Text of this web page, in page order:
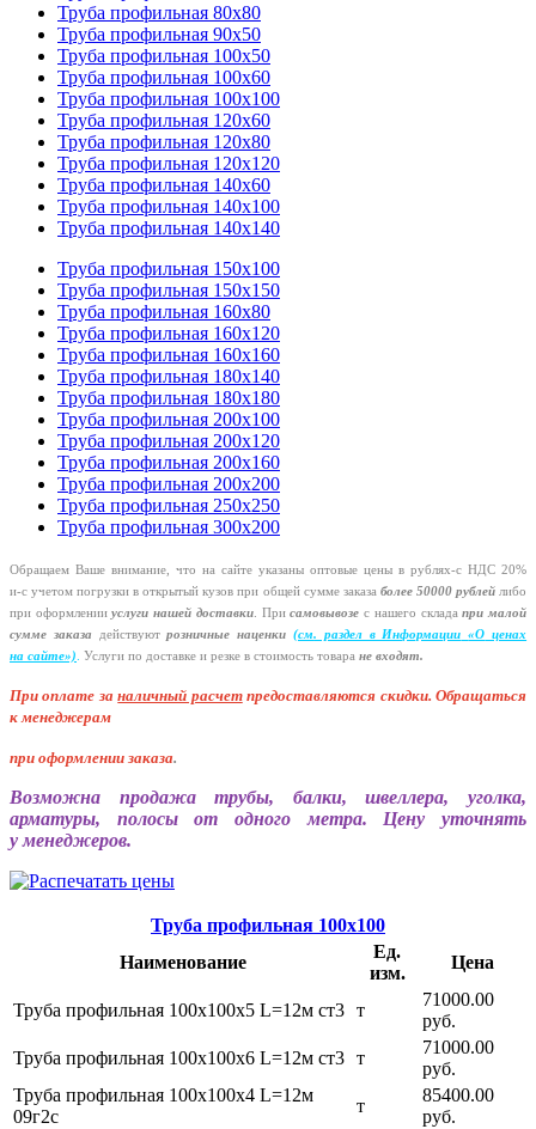
Труба профильная 80х80
Труба профильная 90х50
Труба профильная 100х50
Труба профильная 100х60
Труба профильная 100х100
Труба профильная 120х60
Труба профильная 120х80
Труба профильная 120х120
Труба профильная 140х60
Труба профильная 140х100
Труба профильная 140х140
Труба профильная 150х100
Труба профильная 150х150
Труба профильная 160х80
Труба профильная 160х120
Труба профильная 160х160
Труба профильная 180х140
Труба профильная 180х180
Труба профильная 200х100
Труба профильная 200х120
Труба профильная 200х160
Труба профильная 200х200
Труба профильная 250х250
Труба профильная 300х200
Обращаем Ваше внимание, что на сайте указаны оптовые цены в рублях-с НДС 20%
и-с учетом погрузки в открытый кузов при общей сумме заказа более 50000 рублейлибо
при оформленииуслуги нашей доставки. Присамовывозе с нашего складапри малой
сумме заказа
действуютрозничные наценки (см. раздел в Информации «О ценах
на сайте»). Услуги по доставке и резке в стоимость товара не входят.
При оплате заналичный расчет предоставляются скидки. Обращаться
к менеджерам
при оформлении заказа.
Возможна продажа трубы, балки, швеллера, уголка,
арматуры, полосы от одного метра. Цену уточнять
у менеджеров.
Наименование
Ед.
изм.
Цена
Труба профильная 100х100
Труба профильная 100х100х5 L=12м ст3 т
71000.00
руб.
Труба профильная 100х100х6 L=12м ст3 т
71000.00
руб.
Труба профильная 100х100х4 L=12м
09г2с
т
85400.00
руб.